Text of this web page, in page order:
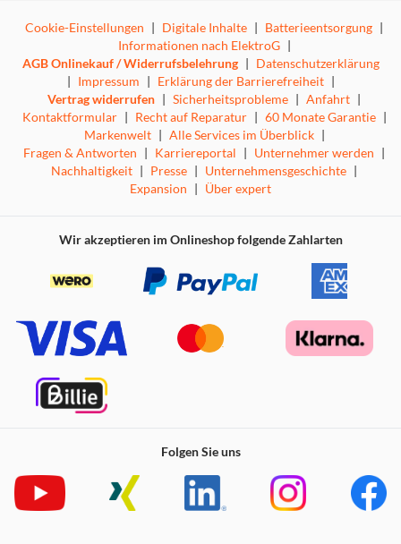
Cookie-Einstellungen | Digitale Inhalte | Batterieentsorgung |
Informationen nach ElektroG |
AGB Onlinekauf / Widerrufsbelehrung | Datenschutzerklärung
| Impressum | Erklärung der Barrierefreiheit |
Vertrag widerrufen | Sicherheitsprobleme | Anfahrt |
Kontaktformular | Recht auf Reparatur | 60 Monate Garantie |
Markenwelt | Alle Services im Überblick |
Fragen & Antworten | Karriereportal | Unternehmer werden |
Nachhaltigkeit | Presse | Unternehmensgeschichte |
Expansion | Über expert
Wir akzeptieren im Onlineshop folgende Zahlarten
Folgen Sie uns